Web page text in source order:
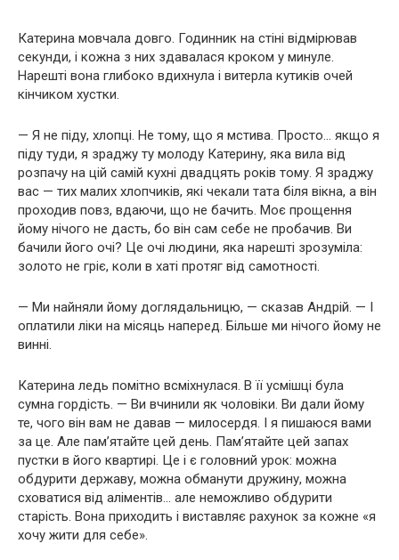
Катерина мовчала довго. Годинник на стіні відмірював
секунди, і кожна з них здавалася кроком у минуле.
Нарешті вона глибоко вдихнула і витерла кутиків очей
кінчиком хустки.
— Я не піду, хлопці. Не тому, що я мстива. Просто… якщо я
піду туди, я зраджу ту молоду Катерину, яка вила від
розпачу на цій самій кухні двадцять років тому. Я зраджу
вас — тих малих хлопчиків, які чекали тата біля вікна, а він
проходив повз, вдаючи, що не бачить. Моє прощення
йому нічого не дасть, бо він сам себе не пробачив. Ви
бачили його очі? Це очі людини, яка нарешті зрозуміла:
золото не гріє, коли в хаті протяг від самотності.
— Ми найняли йому доглядальницю, — сказав Андрій. — І
оплатили ліки на місяць наперед. Більше ми нічого йому не
винні.
Катерина ледь помітно всміхнулася. В її усмішці була
сумна гордість. — Ви вчинили як чоловіки. Ви дали йому
те, чого він вам не давав — милосердя. І я пишаюся вами
за це. Але пам’ятайте цей день. Пам’ятайте цей запах
пустки в його квартирі. Це і є головний урок: можна
обдурити державу, можна обманути дружину, можна
сховатися від аліментів… але неможливо обдурити
старість. Вона приходить і виставляє рахунок за кожне «я
хочу жити для себе».